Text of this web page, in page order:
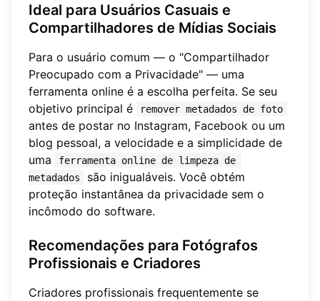
Ideal para Usuários Casuais e
Compartilhadores de Mídias Sociais
Para o usuário comum — o "Compartilhador
Preocupado com a Privacidade" — uma
ferramenta online é a escolha perfeita. Se seu
objetivo principal é
remover metadados de foto
antes de postar no Instagram, Facebook ou um
blog pessoal, a velocidade e a simplicidade de
uma
ferramenta online de limpeza de
metadados
são inigualáveis. Você obtém
proteção instantânea da privacidade sem o
incômodo do software.
Recomendações para Fotógrafos
Profissionais e Criadores
Criadores profissionais frequentemente se